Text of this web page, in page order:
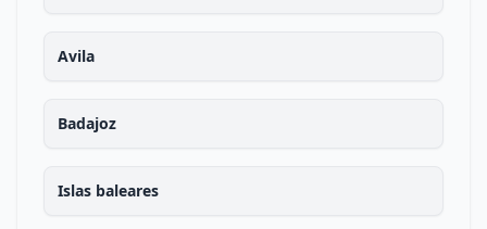
Avila
Badajoz
Islas baleares